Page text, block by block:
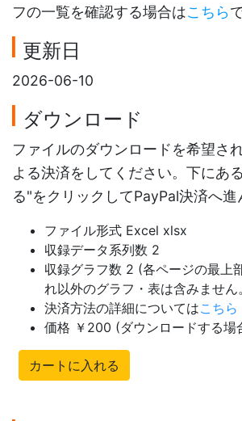
フの一覧を確認する場合はこちら
更新日
2026-06-10
ダウンロード
ファイルのダウンロードを希望さ
よる決済をしてください。下にあ
る"をクリックしてPayPal決済へ進
ファイル形式 Excel xlsx
収録データ系列数 2
収録グラフ数 2 (各ページの最上
れ以外のグラフ・表は含みません
決済方法の詳細についてはこちら
価格 ￥200 (ダウンロードする場
カートに入れる